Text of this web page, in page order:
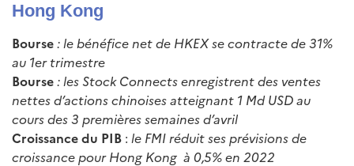
Hong Kong
Bourse: le bénéfice net de HKEX se contracte de 31%
au 1er trimestre
Bourse: les Stock Connects enregistrent des ventes
nettes d’actions chinoises atteignant 1 Md USD au
cours des 3 premières semaines d’avril
Croissance du PIB : le FMI réduit ses prévisions de
croissance pour Hong Kong à 0,5% en 2022